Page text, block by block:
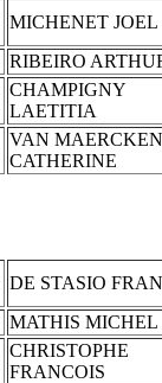
MICHENET JOEL
RIBEIRO
CHAMPIGNY
LAETITIA
VAN MAERCKEN
CATHERINE
DE STASIO
MATHIS MICHEL
CHRISTOPHE
FRANCOIS